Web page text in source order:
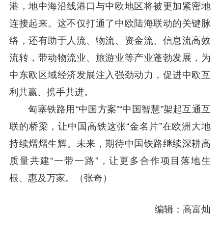
港，地中海沿线港口与中欧地区将被更加紧密地
连接起来。这不仅打通了中欧陆海联动的关键脉
络，还有助于人流、物流、资金流、信息流高效
流转，带动物流业、旅游业等产业蓬勃发展，为
中东欧区域经济发展注入强劲动力，促进中欧互
利共赢、携手共进。
匈塞铁路用“中国方案”“中国智慧”架起互通互
联的桥梁，让中国高铁这张“金名片”在欧洲大地
持续熠熠生辉。未来，期待中国铁路继续深耕高
质量共建“一带一路”，让更多合作项目落地生
根、惠及万家。（张奇）
编辑：高富灿